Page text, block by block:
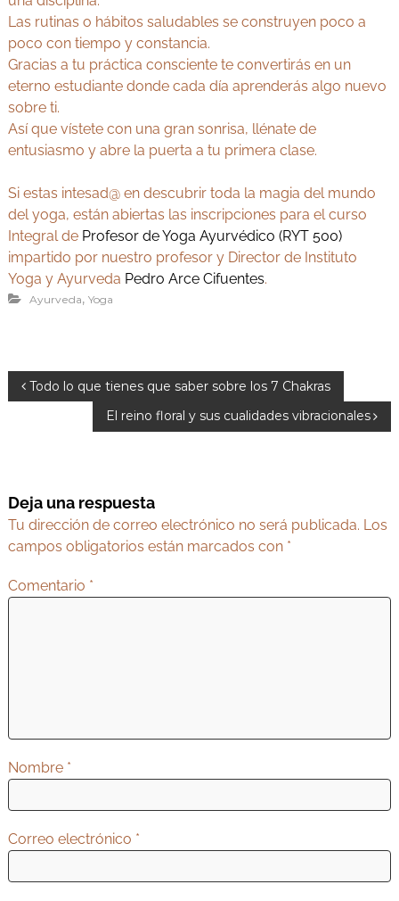
Las rutinas o hábitos saludables se construyen poco a
poco con tiempo y constancia.
Gracias a tu práctica consciente te convertirás en un
eterno estudiante donde cada día aprenderás algo nuevo
sobre ti.
Así que vístete con una gran sonrisa, llénate de
entusiasmo y abre la puerta a tu primera clase.
Si estas intesad@ en descubrir toda la magia del mundo
del yoga, están abiertas las inscripciones para el curso
Integral deProfesor de Yoga Ayurvédico (RYT 500)
impartido por nuestro profesor y Director de Instituto
Yoga y Ayurveda Pedro Arce Cifuentes.
Ayurveda, Yoga
a
c
ó
n
t
r
a
d
Todo lo que tienes que saber sobre los 7 Chakras
El reino floral y sus cualidades vibracionales
Deja una respuesta
Tu dirección de correo electrónico no será publicada. Los
campos obligatorios están marcados con *
Comentario *
Nombre *
Correo electrónico *